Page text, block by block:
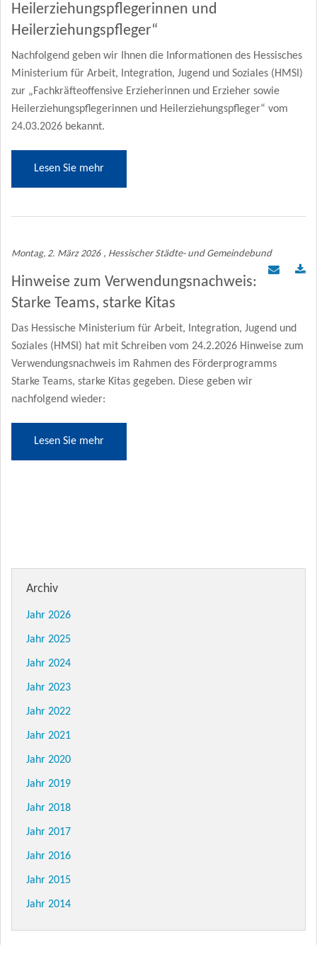
Heilerziehungspflegerinnen und
Heilerziehungspfleger“
Nachfolgend geben wir Ihnen die Informationen des Hessisches
Ministerium für Arbeit, Integration, Jugend und Soziales (HMSI)
zur „Fachkräfteoffensive Erzieherinnen und Erzieher sowie
Heilerziehungspflegerinnen und Heilerziehungspfleger“ vom
24.03.2026 bekannt.
Lesen Sie mehr
Montag, 2. März 2026 , Hessischer Städte- und Gemeindebund
Hinweise zum Verwendungsnachweis:
Starke Teams, starke Kitas
Das Hessische Ministerium für Arbeit, Integration, Jugend und
Soziales (HMSI) hat mit Schreiben vom 24.2.2026 Hinweise zum
Verwendungsnachweis im Rahmen des Förderprogramms
Starke Teams, starke Kitas gegeben. Diese geben wir
nachfolgend wieder:
Lesen Sie mehr
Archiv
Jahr 2026
Jahr 2025
Jahr 2024
Jahr 2023
Jahr 2022
Jahr 2021
Jahr 2020
Jahr 2019
Jahr 2018
Jahr 2017
Jahr 2016
Jahr 2015
Jahr 2014